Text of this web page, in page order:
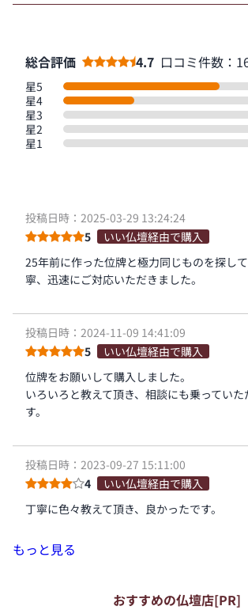
総合評価 4.7 口コミ件数：
星5
星4
星3
星2
星1
投稿日時：2025-03-29 13:24:24
5
いい仏壇経由で購入
25年前に作った位牌と極力同じものを探し
寧、迅速にご対応いただきました。
投稿日時：2024-11-09 14:41:09
5
いい仏壇経由で購入
位牌をお願いして購入しました。
いろいろと教えて頂き、相談にも乗ってい
す。
投稿日時：2023-09-27 15:11:00
4
いい仏壇経由で購入
丁寧に色々教えて頂き、良かったです。
もっと見る
おすすめの仏壇店[PR]